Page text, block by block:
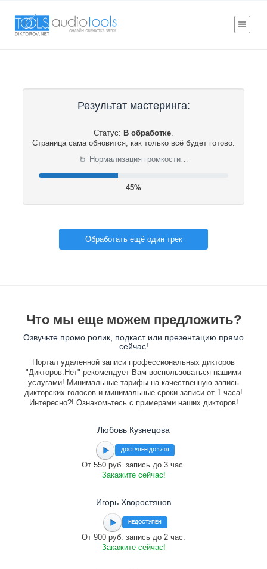
Результат мастеринга:
Статус: В обработке.
Страница сама обновится, как только всё будет готово.
⟳ Нормализация громкости…
46%
Обработать ещё один трек
Что мы еще можем предложить?
Озвучьте промо ролик, подкаст или презентацию прямо
сейчас!
Портал удаленной записи профессиональных дикторов
"Дикторов.Нет" рекомендует Вам воспользоваться нашими
услугами! Минимальные тарифы на качественную запись
дикторских голосов и минимальные сроки записи от 1 часа!
Интересно?! Ознакомьтесь с примерами наших дикторов!
Любовь Кузнецова
ДОСТУПЕН ДО 17:00
От 550 руб. запись до 3 час.
Закажите сейчас!
Игорь Хворостянов
НЕДОСТУПЕН
От 900 руб. запись до 2 час.
Закажите сейчас!